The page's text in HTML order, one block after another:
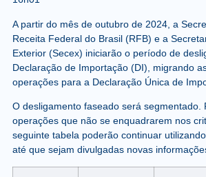
A partir do mês de outubro de 2024, a
Receita Federal do Brasil (RFB) e a
Exterior (Secex) iniciarão o período de
Declaração de Importação (DI), migrando
operações para a Declaração Única de
O desligamento faseado será segmentado.
operações que não se enquadrarem nos
seguinte tabela poderão continuar
até que sejam divulgadas novas